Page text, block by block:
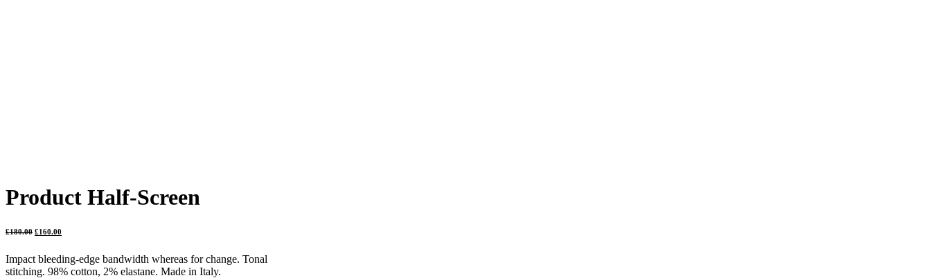
Product Half-Screen
£180.00 £160.00
Impact bleeding-edge bandwidth whereas for change. Tonal
stitching. 98% cotton, 2% elastane. Made in Italy.